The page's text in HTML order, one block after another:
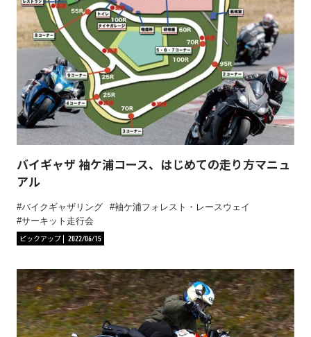
バイギャザ 袖ケ浦コース、はじめての走り方マニュ
アル
バイクギャザリング
袖ケ浦フォレスト・レースウェイ
サーキット走行会
ピックアップ
2022/06/15